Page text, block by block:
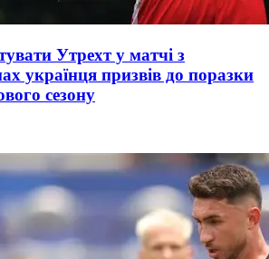
Утрехт у матчі з
українця призвів до поразки
сезону